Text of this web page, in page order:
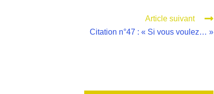
Article suivant
Citation n°47 : « Si vous voulez… »